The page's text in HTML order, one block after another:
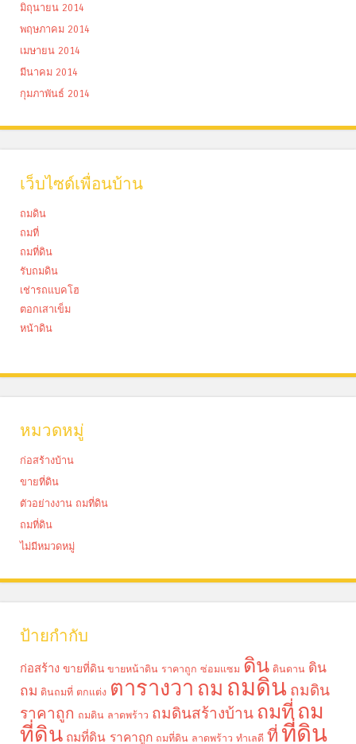
มิถุนายน 2014
พฤษภาคม 2014
เมษายน 2014
มีนาคม 2014
กุมภาพันธ์ 2014
เว็บไซด์เพื่อนบ้าน
ถมดิน
ถมที่
ถมที่ดิน
รับถมดิน
เช่ารถแบคโฮ
ตอกเสาเข็ม
หน้าดิน
หมวดหมู่
ก่อสร้างบ้าน
ขายที่ดิน
ตัวอย่างงาน ถมที่ดิน
ถมที่ดิน
ไม่มีหมวดหมู่
ป้ายกำกับ
ก่อสร้าง ขายที่ดิน ขายหน้าดิน ราคาถูก ซ่อมแซม ดิน ดินดาน ดิน
ถม ดินถมที่ ตกแต่ง ตารางวา ถม ถมดิน ถมดิน
ราคาถูก ถมดิน ลาดพร้าว ถมดินสร้างบ้าน ถมที่ถม
ที่ดิน ถมที่ดิน ราคาถูก ถมที่ดิน ลาดพร้าว ทำเลดี ที่ ที่ดิน